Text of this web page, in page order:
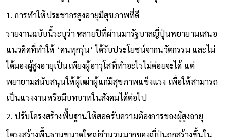
1. การทำให้ประชากรสูงอายุมีสุขภาพที่ดี
รายงานฉบับนี้ระบุว่า หลายปีที่ผ่านมารัฐบาลญี่ปุ่นพยายามเสนอ
แนวคิดที่ทำให้ ‘คนทุกรุ่น’ ได้รับประโยชน์จากนวัตกรรม และไม่
ได้มองผู้สูงอายุเป็นเพียงผู้อาวุโสที่ทำอะไรไม่ค่อยจะได้ แต่
พยายามสนับสนุนให้ผู้เฒ่าผู้แก่มีสุขภาพแข็งแรง เพื่อให้สามารถ
เป็นแรงงานหรือมีบทบาทในสังคมได้ต่อไป
2. ปรับโครงสร้างพื้นฐานให้สอดรับความต้องการของผู้สูงอายุ
โครงสร้างพื้นฐานขนาดใหญ่จำนวนมากของญี่ปุ่นถูกสร้างขึ้นใน